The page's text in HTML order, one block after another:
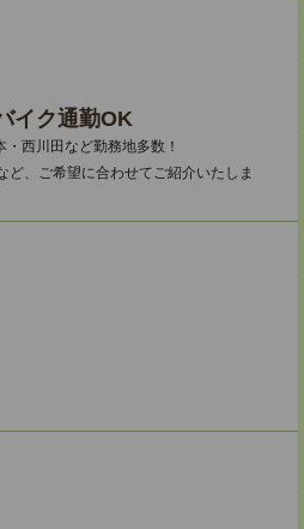
イク通勤OK
・西川田など勤務地多数！
、ご希望に合わせてご紹介いたしま